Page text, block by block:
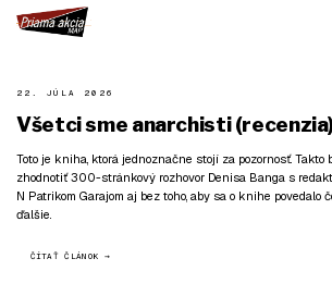
22. JÚLA 2026
Všetci sme anarchisti
Toto je kniha, ktorá jednoznačne stojí za pozornosť. Takto
zhodnotiť 300-stránkový rozhovor Denisa Banga s
N Patrikom Garajom aj bez toho, aby sa o knihe povedalo
ďalšie.
ČÍTAŤ ČLÁNOK →